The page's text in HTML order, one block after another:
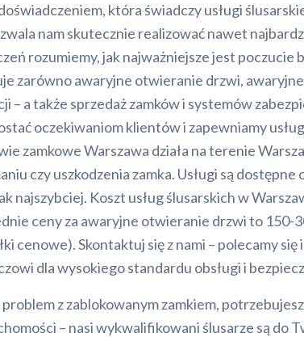
która świadczy usługi
nam skutecznie realizować nawet
rozumiemy, jak najważniejsze jest
zarówno awaryjne otwieranie drzwi,
– a także sprzedaż zamków i systemów
oczekiwaniom klientów i zapewniamy
zamkowe Warszawa działa na terenie
czy uszkodzenia zamka. Usługi są
najszybciej. Koszt usług ślusarskich w
ceny za awaryjne otwieranie drzwi to
cenowe). Skontaktuj się z nami – polecamy
dla wysokiego standardu obsługi i
z zablokowanym zamkiem,
– nasi wykwalifikowani ślusarze są do